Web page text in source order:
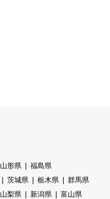
山形県
福島県
茨城県 栃木県
群馬県
山梨県 新潟県
富山県